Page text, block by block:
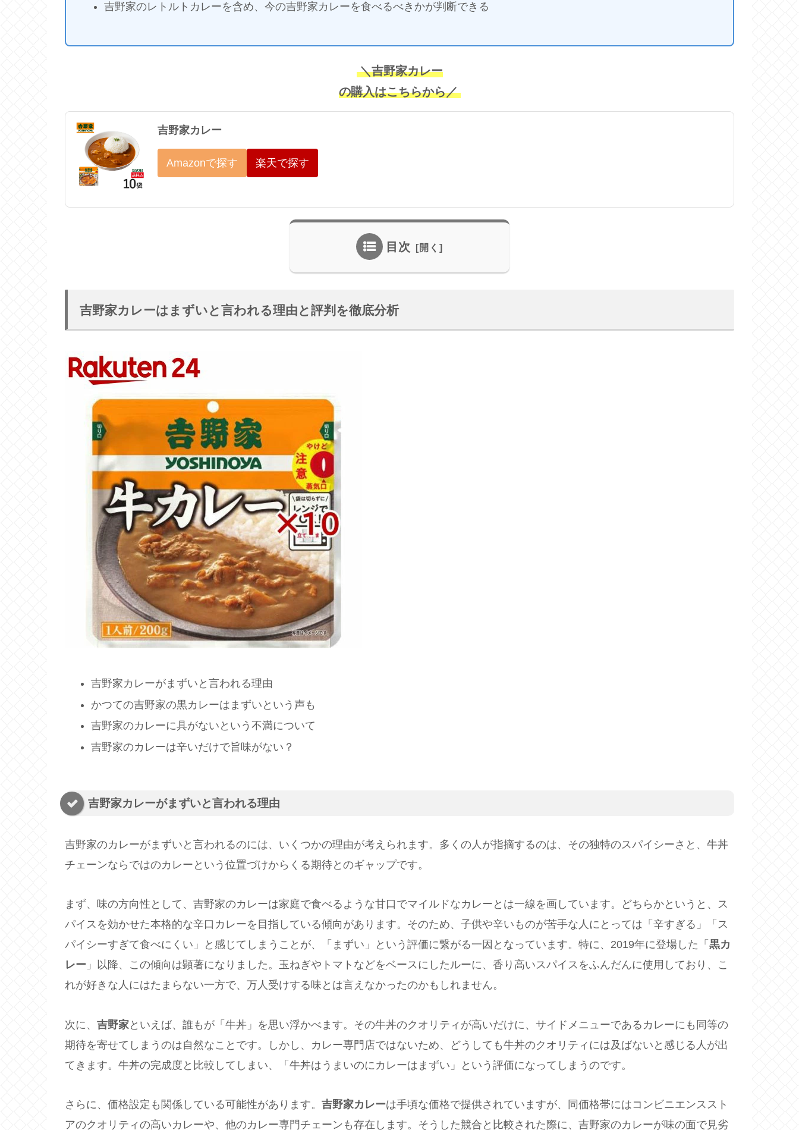
吉野家のレトルトカレーを含め、今の吉野家カレーを食べるべきかが判断できる
＼吉野家カレー
の購入はこちらから／
吉野家カレー
Amazonで探す 楽天で探す
目次
吉野家カレーはまずいと言われる理由と評判を徹底分析
吉野家カレーがまずいと言われる理由
かつての吉野家の黒カレーはまずいという声も
吉野家のカレーに具がないという不満について
吉野家のカレーは辛いだけで旨味がない？
吉野家カレーがまずいと言われる理由
吉野家のカレーがまずいと言われるのには、いくつかの理由が考えられます。多くの人が指摘するのは、その独特のスパイシーさと、牛丼
チェーンならではのカレーという位置づけからくる期待とのギャップです。
まず、味の方向性として、吉野家のカレーは家庭で食べるような甘口でマイルドなカレーとは一線を画しています。どちらかというと、ス
パイスを効かせた本格的な辛口カレーを目指している傾向があります。そのため、子供や辛いものが苦手な人にとっては「辛すぎる」「ス
パイシーすぎて食べにくい」と感じてしまうことが、「まずい」という評価に繋がる一因となっています。特に、2019年に登場した「 黒カ
レー 」以降、この傾向は顕著になりました。玉ねぎやトマトなどをベースにしたルーに、香り高いスパイスをふんだんに使用しており、こ
れが好きな人にはたまらない一方で、万人受けする味とは言えなかったのかもしれません。
次に、 吉野家といえば、誰もが「牛丼」を思い浮かべます。その牛丼のクオリティが高いだけに、サイドメニューであるカレーにも同等の
期待を寄せてしまうのは自然なことです。しかし、カレー専門店ではないため、どうしても牛丼のクオリティには及ばないと感じる人が出
てきます。牛丼の完成度と比較してしまい、「牛丼はうまいのにカレーはまずい」という評価になってしまうのです。
さらに、価格設定も関係している可能性があります。 吉野家カレーは手頃な価格で提供されていますが、同価格帯にはコンビニエンススト
アのクオリティの高いカレーや、他のカレー専門チェーンも存在します。そうした競合と比較された際に、吉野家のカレーが味の面で見劣